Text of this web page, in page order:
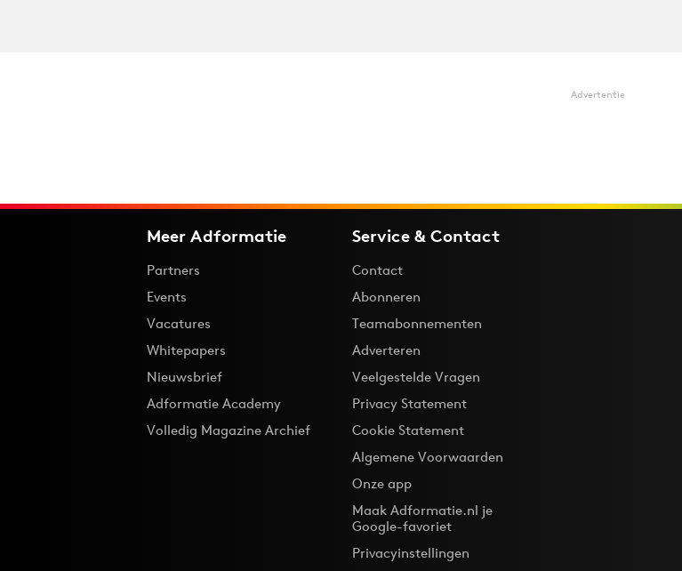
Advertentie
Meer Adformatie
Partners
Events
Vacatures
Whitepapers
Nieuwsbrief
Adformatie Academy
Volledig Magazine Archief
Service & Contact
Contact
Abonneren
Teamabonnementen
Adverteren
Veelgestelde Vragen
Privacy Statement
Cookie Statement
Algemene Voorwaarden
Onze app
Maak Adformatie.nl je
Google-favoriet
Privacyinstellingen